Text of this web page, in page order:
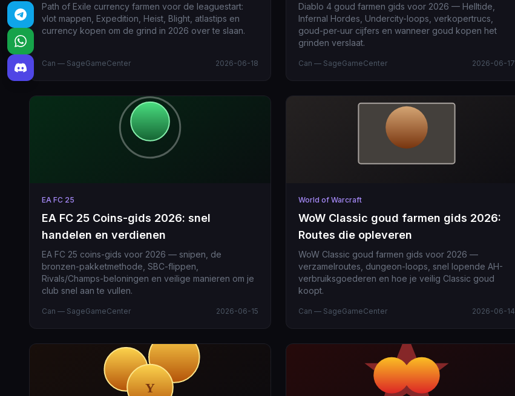
Path of Exile currency farmen voor de leaguestart:
vlot mappen, Expedition, Heist, Blight, atlastips en
currency kopen om de grind in 2026 over te slaan.
Can — SageGameCenter 2026-06-18
Diablo 4 goud farmen gids voor 2026 — Helltide,
Infernal Hordes, Undercity-loops, verkopertrucs,
goud-per-uur cijfers en wanneer goud kopen het
grinden verslaat.
Can — SageGameCenter 2026-06-17
EA FC 25
EA FC 25 Coins-gids 2026: snel
handelen en verdienen
EA FC 25 coins-gids voor 2026 — snipen, de
bronzen-pakketmethode, SBC-flippen,
Rivals/Champs-beloningen en veilige manieren om je
club snel aan te vullen.
Can — SageGameCenter 2026-06-15
World of Warcraft
WoW Classic goud farmen gids 2026:
Routes die opleveren
WoW Classic goud farmen gids voor 2026 —
verzamelroutes, dungeon-loops, snel lopende AH-
verbruiksgoederen en hoe je veilig Classic goud
koopt.
Can — SageGameCenter 2026-06-14